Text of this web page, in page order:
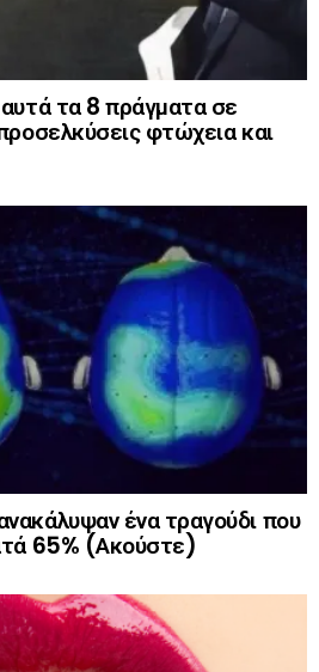
τα 8 πράγματα σε
φτώχεια και
ένα τραγούδι που
65% (Ακούστε)